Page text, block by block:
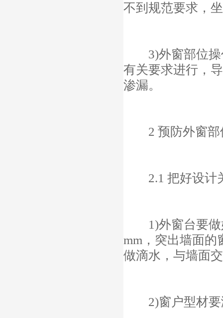
不到规范要求，
3)外窗部位操
有关要求进行，
渗漏。
2 预防外窗部
2.1 把好设计
1)外窗台要做
mm，突出墙面的
做滴水，与墙面
2)窗户型材要